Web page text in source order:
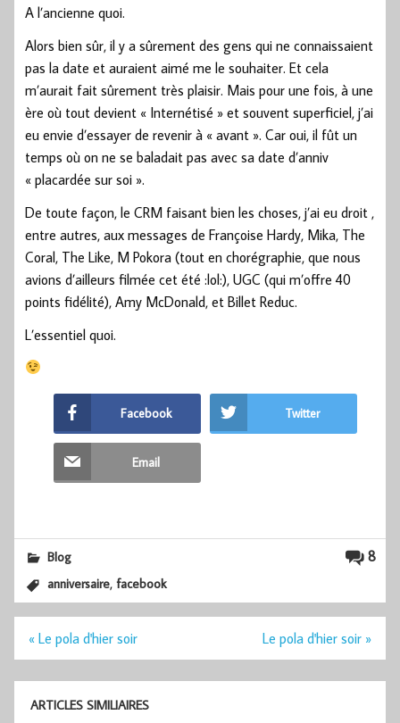
A l’ancienne quoi.
Alors bien sûr, il y a sûrement des gens qui ne connaissaient
pas la date et auraient aimé me le souhaiter. Et cela
m’aurait fait sûrement très plaisir. Mais pour une fois, à une
ère où tout devient « Internétisé » et souvent superficiel, j’ai
eu envie d’essayer de revenir à « avant ». Car oui, il fût un
temps où on ne se baladait pas avec sa date d’anniv
« placardée sur soi ».
De toute façon, le CRM faisant bien les choses, j’ai eu droit ,
entre autres, aux messages de Françoise Hardy, Mika, The
Coral, The Like, M Pokora (tout en chorégraphie, que nous
avions d’ailleurs filmée cet été :lol:), UGC (qui m’offre 40
points fidélité), Amy McDonald, et Billet Reduc.
L’essentiel quoi.
Facebook Twitter
Email
8
Blog
anniversaire,facebook
Navigation
« Le pola d'hier soir Le pola d'hier soir »
ARTICLES SIMILIAIRES